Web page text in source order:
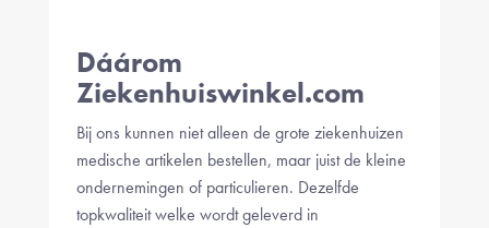
Dáárom
Ziekenhuiswinkel.com
Bij ons kunnen niet alleen de grote ziekenhuizen
medische artikelen bestellen, maar juist de kleine
ondernemingen of particulieren. Dezelfde
topkwaliteit welke wordt geleverd in